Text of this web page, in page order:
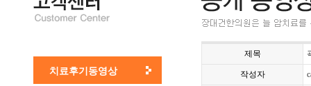
치료후기동영상
제목
작성자